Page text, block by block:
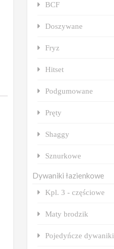
BCF
Doszywane
Fryz
Hitset
Podgumowane
Pręty
Shaggy
Sznurkowe
Dywaniki łazienkowe
Kpl. 3 - częściowe
Maty brodzik
Pojedyńcze dywaniki